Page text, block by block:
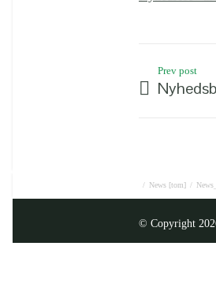
Prev post
/ News [tom] /
© Copyright